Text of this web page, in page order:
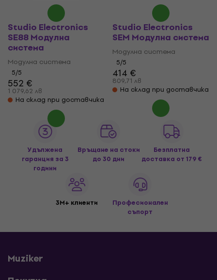
Studio Electronics
SE88 Модулна
система
Модулна система
5/5
552 €
1 079,62 лв
На склад при доставчика
Studio Electronics
SEM Модулна система
Модулна система
5/5
414 €
809,71 лв
На склад при доставчика
Удължена
гаранция за 3
години
Връщане на стоки
до 30 дни
Безплатна
доставка от 179 €
3M+ клиенти
Професионален
съпорт
Muziker